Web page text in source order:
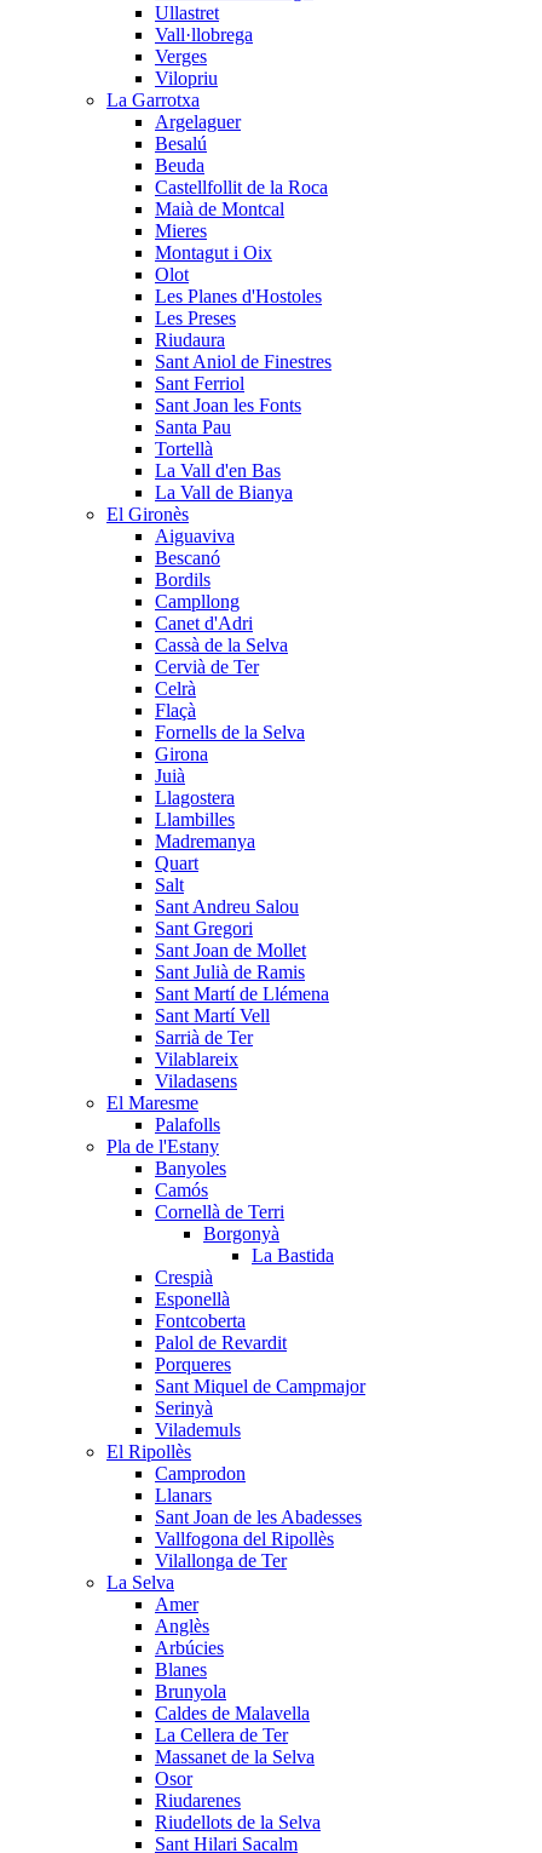
Ullastret
Vall·llobrega
Verges
Vilopriu
La Garrotxa
Argelaguer
Besalú
Beuda
Castellfollit de la Roca
Maià de Montcal
Mieres
Montagut i Oix
Olot
Les Planes d'Hostoles
Les Preses
Riudaura
Sant Aniol de Finestres
Sant Ferriol
Sant Joan les Fonts
Santa Pau
Tortellà
La Vall d'en Bas
La Vall de Bianya
El Gironès
Aiguaviva
Bescanó
Bordils
Campllong
Canet d'Adri
Cassà de la Selva
Cervià de Ter
Celrà
Flaçà
Fornells de la Selva
Girona
Juià
Llagostera
Llambilles
Madremanya
Quart
Salt
Sant Andreu Salou
Sant Gregori
Sant Joan de Mollet
Sant Julià de Ramis
Sant Martí de Llémena
Sant Martí Vell
Sarrià de Ter
Vilablareix
Viladasens
El Maresme
Palafolls
Pla de l'Estany
Banyoles
Camós
Cornellà de Terri
Borgonyà
La Bastida
Crespià
Esponellà
Fontcoberta
Palol de Revardit
Porqueres
Sant Miquel de Campmajor
Serinyà
Vilademuls
El Ripollès
Camprodon
Llanars
Sant Joan de les Abadesses
Vallfogona del Ripollès
Vilallonga de Ter
La Selva
Amer
Anglès
Arbúcies
Blanes
Brunyola
Caldes de Malavella
La Cellera de Ter
Massanet de la Selva
Osor
Riudarenes
Riudellots de la Selva
Sant Hilari Sacalm